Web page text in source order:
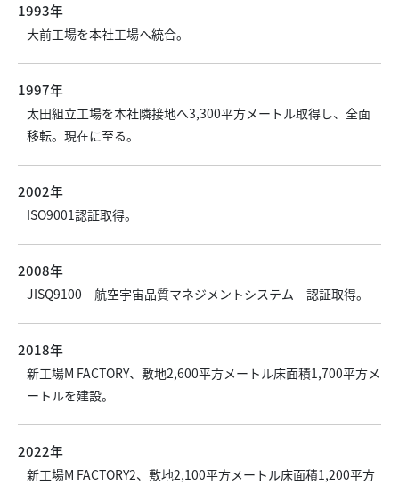
1993年
大前工場を本社工場へ統合。
1997年
太田組立工場を本社隣接地へ3,300平方メートル取得し、全面
移転。現在に至る。
2002年
ISO9001認証取得。
2008年
JISQ9100 航空宇宙品質マネジメントシステム 認証取得。
2018年
新工場M FACTORY、敷地2,600平方メートル床面積1,700平方メ
ートルを建設。
2022年
新工場M FACTORY2、敷地2,100平方メートル床面積1,200平方